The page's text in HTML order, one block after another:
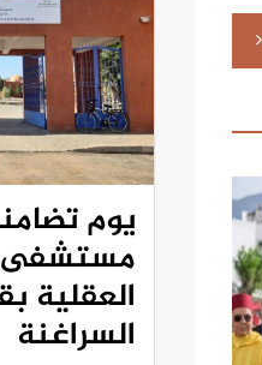
يوم
مستشفى
العقلية
السراغنة